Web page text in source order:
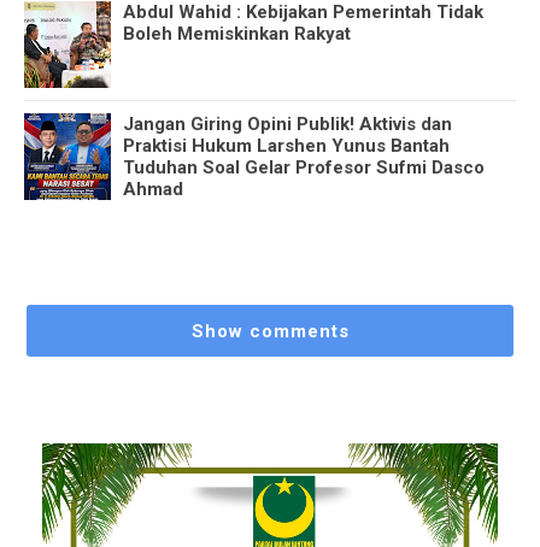
Abdul Wahid : Kebijakan Pemerintah Tidak
Boleh Memiskinkan Rakyat
Jangan Giring Opini Publik! Aktivis dan
Praktisi Hukum Larshen Yunus Bantah
Tuduhan Soal Gelar Profesor Sufmi Dasco
Ahmad
Show comments